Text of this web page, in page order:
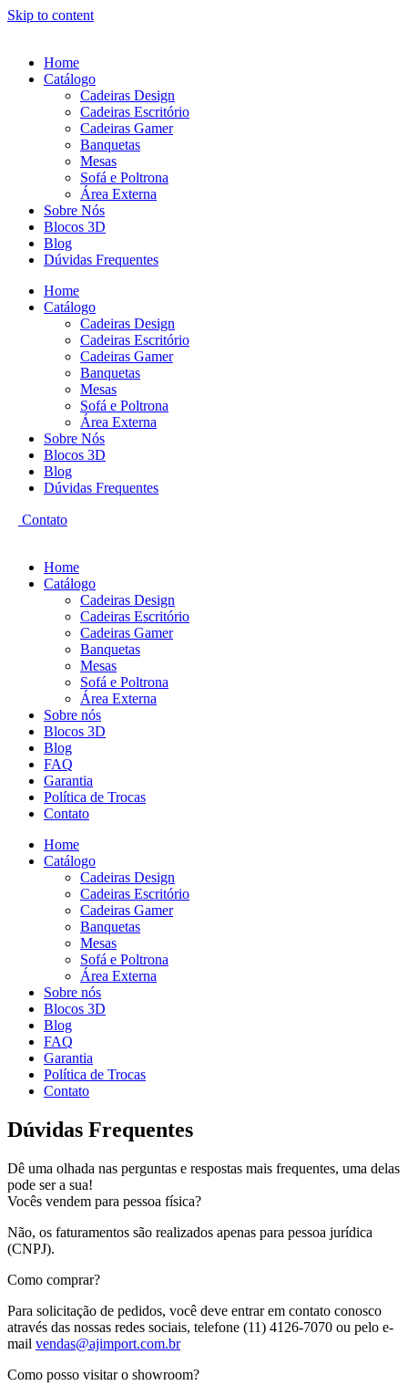
Skip to content
Home
Catálogo
Cadeiras Design
Cadeiras Escritório
Cadeiras Gamer
Banquetas
Mesas
Sofá e Poltrona
Área Externa
Sobre Nós
Blocos 3D
Blog
Dúvidas Frequentes
Home
Catálogo
Cadeiras Design
Cadeiras Escritório
Cadeiras Gamer
Banquetas
Mesas
Sofá e Poltrona
Área Externa
Sobre Nós
Blocos 3D
Blog
Dúvidas Frequentes
Contato
Home
Catálogo
Cadeiras Design
Cadeiras Escritório
Cadeiras Gamer
Banquetas
Mesas
Sofá e Poltrona
Área Externa
Sobre nós
Blocos 3D
Blog
FAQ
Garantia
Política de Trocas
Contato
Home
Catálogo
Cadeiras Design
Cadeiras Escritório
Cadeiras Gamer
Banquetas
Mesas
Sofá e Poltrona
Área Externa
Sobre nós
Blocos 3D
Blog
FAQ
Garantia
Política de Trocas
Contato
Dúvidas Frequentes
Dê uma olhada nas perguntas e respostas mais frequentes, uma delas
pode ser a sua!
Vocês vendem para pessoa física?
Não, os faturamentos são realizados apenas para pessoa jurídica
(CNPJ).
Como comprar?
Para solicitação de pedidos, você deve entrar em contato conosco
através das nossas redes sociais, telefone (11) 4126-7070 ou pelo e-
mail vendas@ajimport.com.br
Como posso visitar o showroom?